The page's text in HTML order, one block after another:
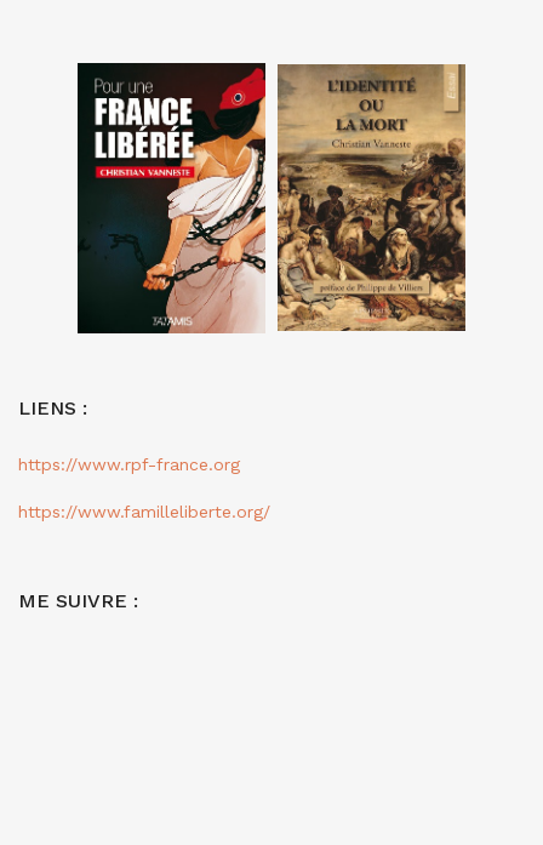
LIENS :
https://www.rpf-france.org
https://www.familleliberte.org/
ME SUIVRE :